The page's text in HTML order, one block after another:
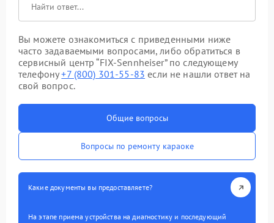
Вы можете ознакомиться с приведенными ниже
часто задаваемыми вопросами, либо обратиться в
сервисный центр “FIX-Sennheiser” по следующему
телефону+7 (800) 301-55-83 если не нашли ответ на
свой вопрос.
Общие вопросы
Вопросы по ремонту караоке
Какие документы вы предоставляете?
На этапе приема устройства на диагностику и последующий